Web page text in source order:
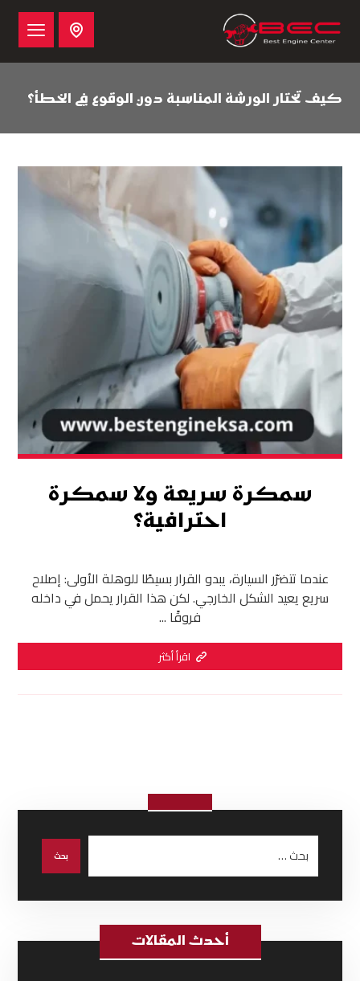
كيف تختار الورشة المناسبة دون الوقوع في الخطأ؟
سمكرة سريعة ولا سمكرة
احترافية؟
عندما تتضرّر السيارة، يبدو القرار بسيطًا للوهلة الأولى: إصلاح
سريع يعيد الشكل الخارجي. لكن هذا القرار يحمل في داخله
فروقًا ...
اقرأ أكثر
أحدث المقالات